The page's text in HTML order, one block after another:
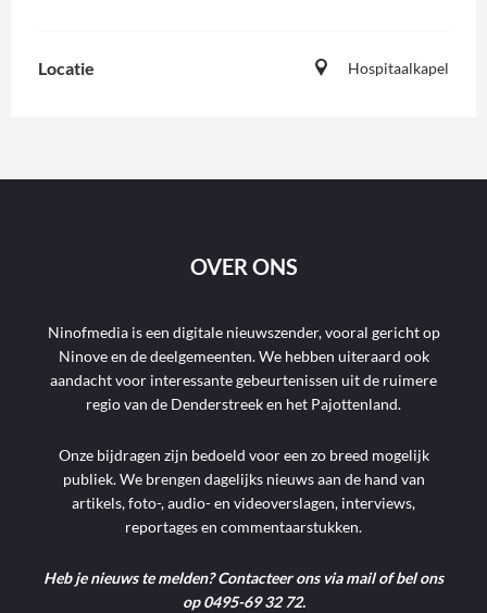
Locatie Hospitaalkapel
OVER ONS
Ninofmedia is een digitale nieuwszender, vooral gericht op
Ninove en de deelgemeenten. We hebben uiteraard ook
aandacht voor interessante gebeurtenissen uit de ruimere
regio van de Denderstreek en het Pajottenland.
Onze bijdragen zijn bedoeld voor een zo breed mogelijk
publiek. We brengen dagelijks nieuws aan de hand van
artikels, foto-, audio- en videoverslagen, interviews,
reportages en commentaarstukken.
Heb je nieuws te melden? Contacteer ons via mail of bel ons
op 0495-69 32 72.